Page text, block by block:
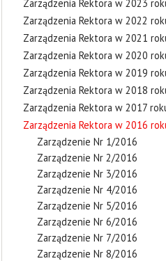
Zarządzenia Rektora w 2023
Zarządzenia Rektora w 2022
Zarządzenia Rektora w 2021
Zarządzenia Rektora w 2020
Zarządzenia Rektora w 2019
Zarządzenia Rektora w 2018
Zarządzenia Rektora w 2017
Zarządzenia Rektora w 2016
Zarządzenie Nr 1/2016
Zarządzenie Nr 2/2016
Zarządzenie Nr 3/2016
Zarządzenie Nr 4/2016
Zarządzenie Nr 5/2016
Zarządzenie Nr 6/2016
Zarządzenie Nr 7/2016
Zarządzenie Nr 8/2016